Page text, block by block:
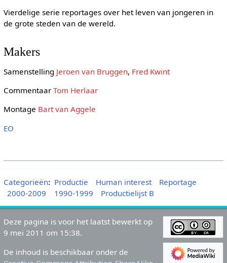
Vierdelige serie reportages over het leven van jongeren in
de grote steden van de wereld.
Makers
Samenstelling Jeroen van Bruggen, Fred Kwint
Commentaar Tom Herlaar
Montage Bart van Aggele
EO
Categorieën: Productie Human interest
Reportage
2000-2009
1990-1999 Productielijst B
Deze pagina is voor het laatst bewerkt op
9 mei 2011 om 15:38.
De inhoud is beschikbaar onder de